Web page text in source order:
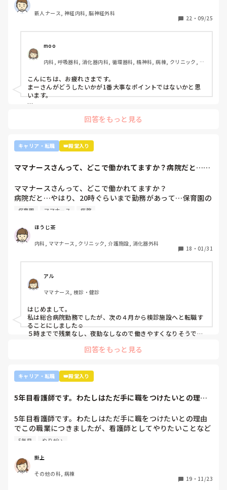
ですが、異動してから薬剤に関するインシデントを4件ほど
起こし、優先順位や多重課題ができていないのでは？という
い』『一人を持って看護のつながりを持って』ということで
受け持ち1人になりました。
複数受け持ちに戻るよう、1ヶ月間1年目のように勉強したり
と業務に臨んできました。
そして最近師長さんに『君は病棟勤務よりも外来とか健診セ
ンターとかのほうがいいのでは？ウチの部署もスタッフが足
りないから育てる余裕が足りない。前向きに捉えて看護師は
いろんな働き方あるよ』と部署は決まってませんが、異動確
り、看護のつながりが無かったことは自分でも反省していま
すし、今後成長させていきたいなと思っています。
いないです。
るかな？』『自分ならそこまでされたら辞めるよ』とのこ
と。
師長さんの言ってることも確かに理解できますが
てないですし、病棟での臨床経験を積んで学んでいきたいと
気持ちがあります。
・転職する
新人ナース, 神経内科, 脳神経外科
22 ・ 09/25
moo
内科, 呼吸器科, 消化器内科, 循環器科, 精神科, 病棟, クリニック, リ
こんにちは、お疲れさまです。
まーさんがどうしたいかが1番大事なポイントではないかと思
います。
アややることが多くて忙しくても、人間関係は良好でも、どう
外来や検診センターは、また病棟とは全然違う業務になるの
で、病棟での臨床経験を積みたい気持ちがあるのであれば、ご
きな病院だとどうしても異動で行きたくない場所に行かされて
病院も規模やいろいろ取り組んでいることが違うので、探して
みるとおもしろいですよ。ただ、転職するなら3年は基礎をつ
けてもいいのかなと思います。中途採用は即戦力を期待されま
回答をもっと見る
キャリア・転職 👑殿堂入り
ママナースさんって、どこで働かれてますか？病院だと…や
ママナースさんって、どこで働かれてますか？
病院だと…やはり、20時ぐらいまで勤務があって…保育園の
お迎えが間に合わないことが多くて…
保育園 ママナース 病院
ほうじ茶
内科, ママナース, クリニック, 介護施設, 消化器外科
18 ・ 01/31
アル
ママナース, 検診・健診
はじめまして。
私は総合病院勤務でしたが、次の４月から検診施設へと転職す
ることにしました☺️
５時までで残業なし、夜勤なしなので働きやすくなりそうです
回答をもっと見る
キャリア・転職 👑殿堂入り
5年目看護師です。わたしはただ手に職をつけたいとの理由
5年目看護師です。わたしはただ手に職をつけたいとの理由
でこの職業につきましたが、看護師としてやりたいことなど
あまり考えたことがなく、ただ言われたことをやっているよ
続けてしまっています。
みなさんはどういったきっかけで看護師を目指したり、今の
科についていたりしますか？
5年目 やりがい
掛上
その他の科, 病棟
19 ・ 11/23